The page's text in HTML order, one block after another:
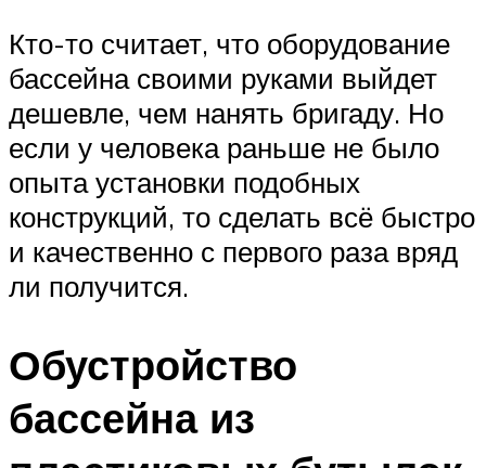
Кто-то считает, что оборудование
бассейна своими руками выйдет
дешевле, чем нанять бригаду. Но
если у человека раньше не было
опыта установки подобных
конструкций, то сделать всё быстро
и качественно с первого раза вряд
ли получится.
Обустройство
бассейна из